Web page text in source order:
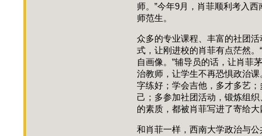
师。”今年9月，肖菲顺利考入
师范生。
众多的专业课程、丰富的社团
式，让刚进校的肖菲有点茫然
自画像。”辅导员的话，让肖菲
治教师，让学生不再恐惧政治
字练好；学会吉他，多才多艺
己；多参加社团活动，锻炼组
的素质，都被肖菲写进了寄给大
和肖菲一样，西南大学政治与